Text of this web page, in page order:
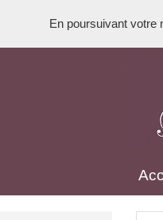
En poursuivant votre